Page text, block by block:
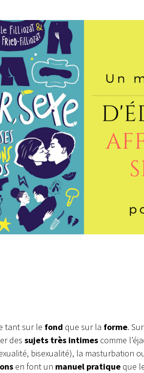
tant sur le fond que sur la forme.
des sujets très intimes comme
bisexualité), la masturbation
en font un manuel pratique que